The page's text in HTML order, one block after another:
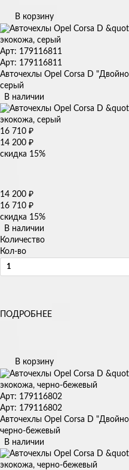
В корзину
Арт: 179116811
Арт: 179116811
Авточехлы Opel Corsa D
серый
В наличии
16 710 ₽
14 200 ₽
скидка 15%
14 200 ₽
16 710 ₽
скидка 15%
В наличии
Количество
Кол-во
ПОДРОБНЕЕ
В корзину
Арт: 179116802
Арт: 179116802
Авточехлы Opel Corsa D
черно-бежевый
В наличии